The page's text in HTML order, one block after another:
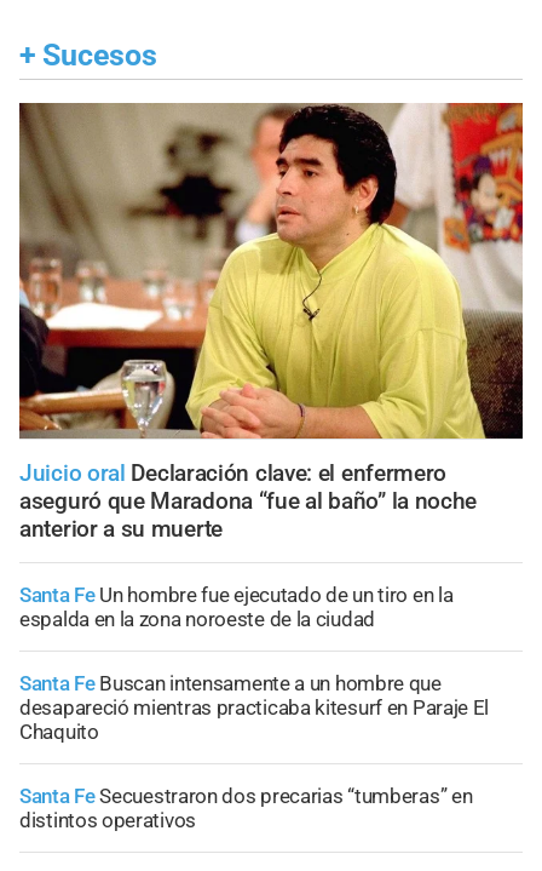
+ Sucesos
Juicio oral Declaración clave: el enfermero
aseguró que Maradona “fue al baño” la noche
anterior a su muerte
Santa Fe Un hombre fue ejecutado de un tiro en la
espalda en la zona noroeste de la ciudad
Santa Fe Buscan intensamente a un hombre que
desapareció mientras practicaba kitesurf en Paraje El
Chaquito
Santa FeSecuestraron dos precarias “tumberas” en
distintos operativos